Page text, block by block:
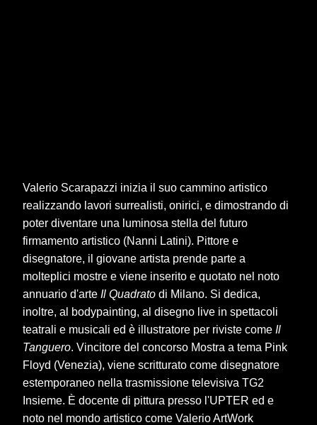
Valerio Scarapazzi inizia il suo cammino artistico
realizzando lavori surrealisti, onirici, e dimostrando di
poter diventare una luminosa stella del futuro
firmamento artistico (Nanni Latini). Pittore e
disegnatore, il giovane artista prende parte a
molteplici mostre e viene inserito e quotato nel noto
annuario d'arteIl Quadrato di Milano. Si dedica,
inoltre, al bodypainting, al disegno live in spettacoli
teatrali e musicali ed è illustratore per riviste come Il
Tanguero. Vincitore del concorso Mostra a tema Pink
Floyd (Venezia), viene scritturato come disegnatore
estemporaneo nella trasmissione televisiva TG2
Insieme. È docente di pittura presso l'UPTER ed e
noto nel mondo artistico come Valerio ArtWork